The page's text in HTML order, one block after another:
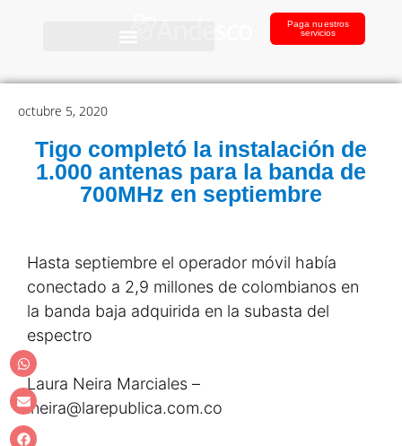
Paga nuestros
servicios
octubre 5, 2020
Tigo completó la instalación de
1.000 antenas para la banda de
700MHz en septiembre
Hasta septiembre el operador móvil había
conectado a 2,9 millones de colombianos en
la banda baja adquirida en la subasta del
espectro
Laura Neira Marciales –
lneira@larepublica.com.co